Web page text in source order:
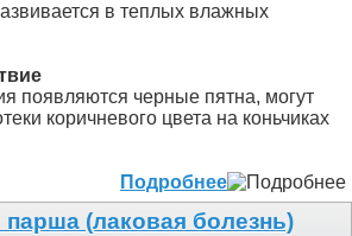
в теплых влажных
появляются черные пятна, могут
коричневого цвета на коньчиках
Подробнее
парша (лаковая болезнь)